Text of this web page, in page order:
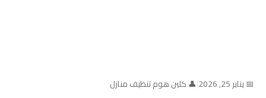
📅 يناير 25, 2026 |👤 كلين هوم تنظيف منازل